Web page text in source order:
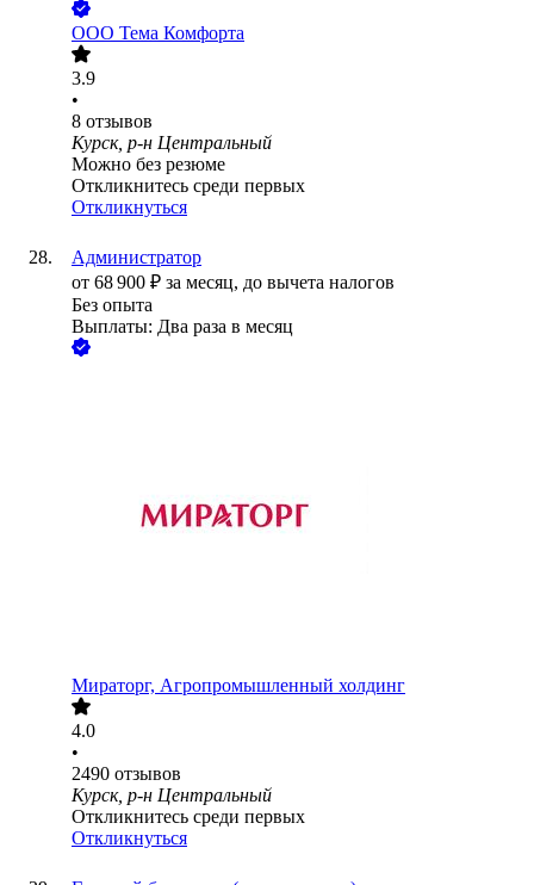
ООО Тема Комфорта
3.9
•
8 отзывов
Курск, р-н Центральный
Можно без резюме
Откликнитесь среди первых
Откликнуться
Администратор
от 68 900 ₽ за месяц, до вычета налогов
Без опыта
Выплаты: Два раза в месяц
Мираторг, Агропромышленный холдинг
4.0
•
2490 отзывов
Курск, р-н Центральный
Откликнитесь среди первых
Откликнуться